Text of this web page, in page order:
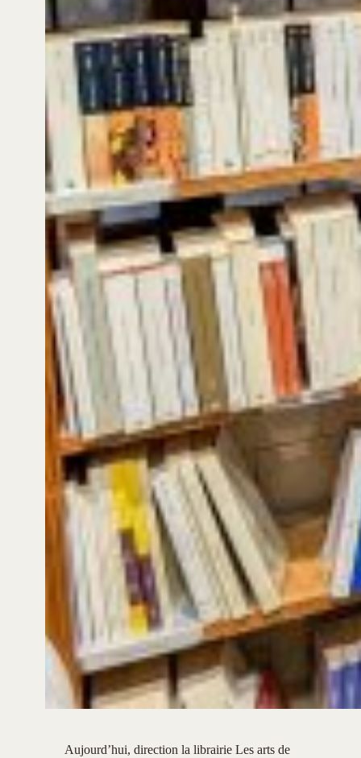
Aujourd’hui, direction la librairie Les arts de